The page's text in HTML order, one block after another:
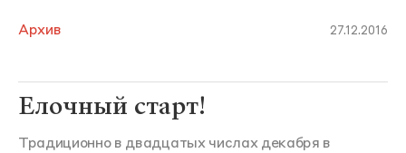
Архив 27.12.2016
Елочный старт!
Традиционно в двадцатых числах декабря в